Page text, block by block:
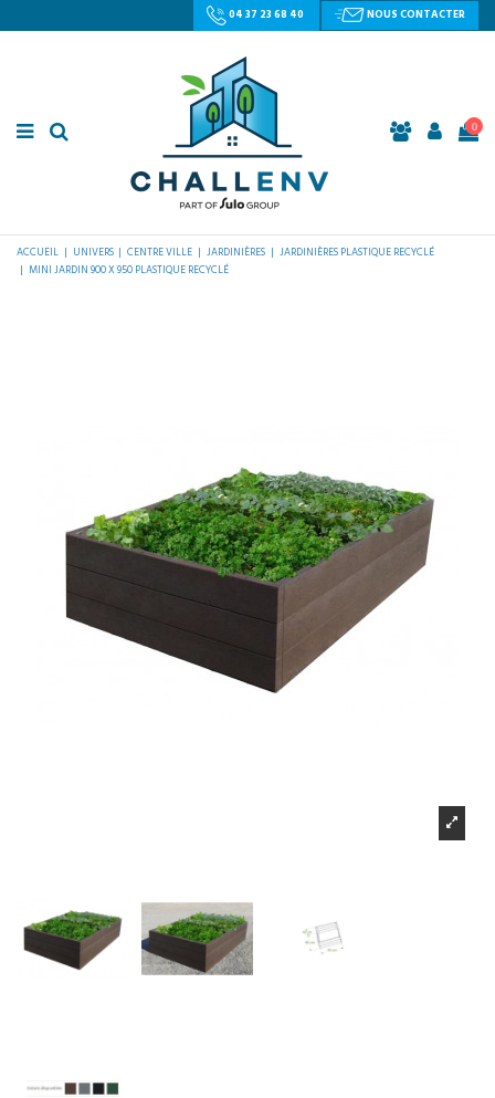
04 37 23 68 40 NOUS CONTACTER
0
ACCUEIL UNIVERS CENTRE VILLE JARDINIÈRES
JARDINIÈRES PLASTIQUE RECYCLÉ
MINI JARDIN 900 X 950 PLASTIQUE RECYCLÉ